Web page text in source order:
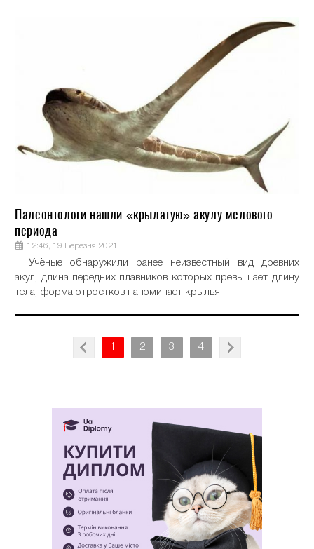
Палеонтологи нашли «крылатую» акулу мелового
периода
12:46, 19 Березня 2021
Учёные обнаружили ранее неизвестный вид древних
акул, длина передних плавников которых превышает длину
тела, форма отростков напоминает крылья
1 2 3 4